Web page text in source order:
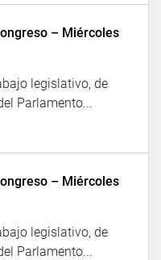
– Miércoles
legislativo, de
Parlamento...
– Miércoles
legislativo, de
Parlamento...